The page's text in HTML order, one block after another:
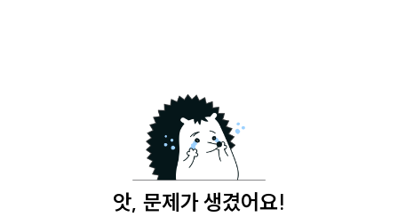
앗, 문제가 생겼어요!